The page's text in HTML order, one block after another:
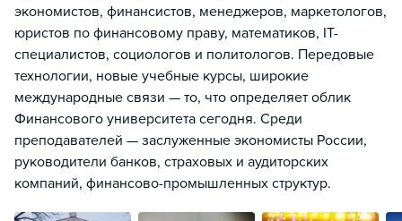
экономистов, финансистов, менеджеров, маркетологов,
юристов по финансовому праву, математиков, IT-
специалистов, социологов и политологов. Передовые
технологии, новые учебные курсы, широкие
международные связи — то, что определяет облик
Финансового университета сегодня. Среди
преподавателей — заслуженные экономисты России,
руководители банков, страховых и аудиторских
компаний, финансово-промышленных структур.